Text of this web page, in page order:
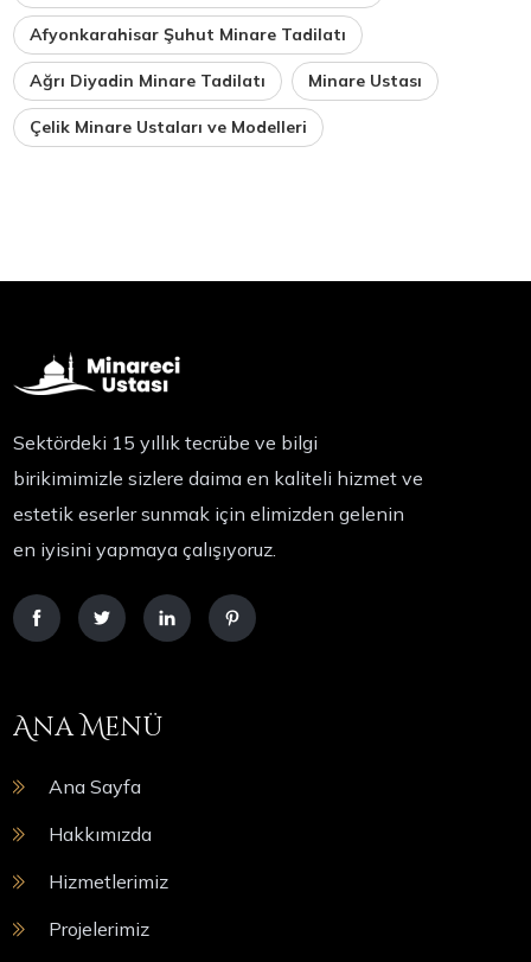
Afyonkarahisar Şuhut Minare Tadilatı
Ağrı Diyadin Minare Tadilatı Minare Ustası
Çelik Minare Ustaları ve Modelleri
Sektördeki 15 yıllık tecrübe ve bilgi
birikimimizle sizlere daima en kaliteli hizmet ve
estetik eserler sunmak için elimizden gelenin
en iyisini yapmaya çalışıyoruz.
Ana Menü
Ana Sayfa
Hakkımızda
Hizmetlerimiz
Projelerimiz